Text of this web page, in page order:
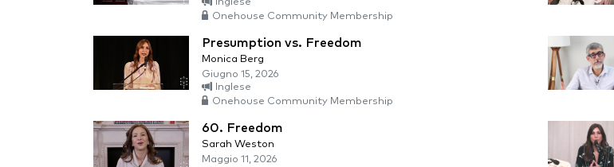
Onehouse Community Membership
Presumption vs. Freedom
Monica Berg
Giugno 15, 2026
Inglese
Onehouse Community Membership
60. Freedom
Sarah Weston
Maggio 11, 2026